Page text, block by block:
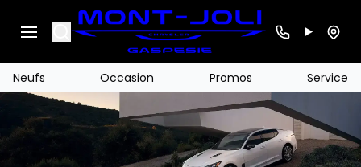
Search
Neufs Occasion Promos Service